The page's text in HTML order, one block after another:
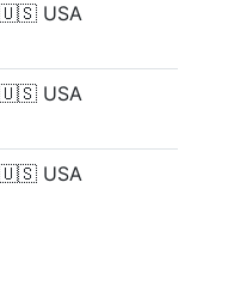
🇺🇸 USA
🇺🇸 USA
🇺🇸 USA